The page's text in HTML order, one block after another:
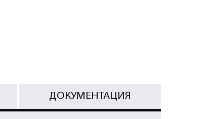
ДОКУМЕНТАЦИЯ